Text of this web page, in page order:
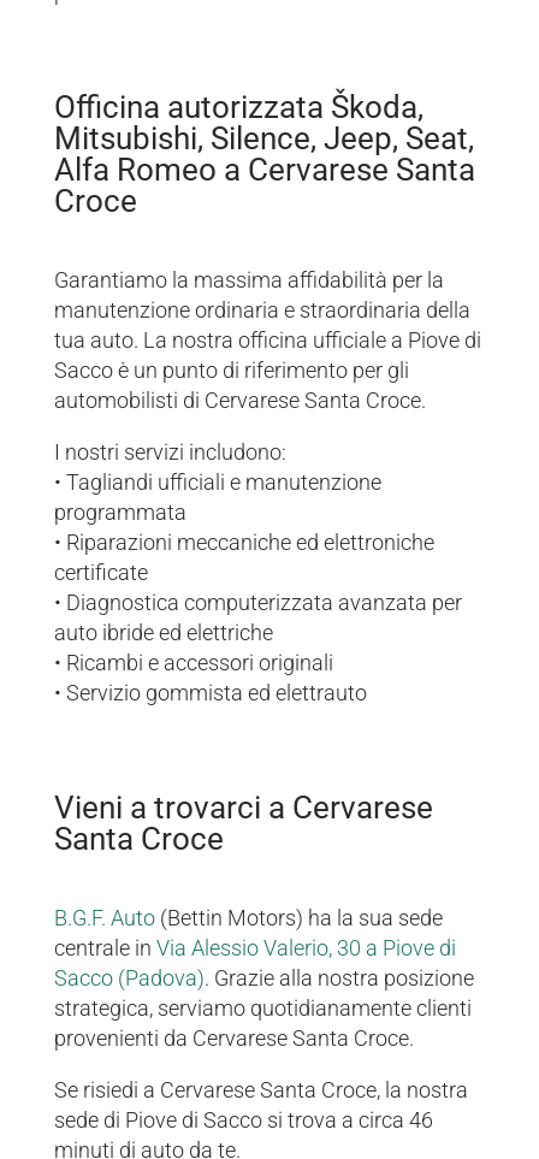
Officina autorizzata Škoda,
Mitsubishi, Silence, Jeep, Seat,
Alfa Romeo a Cervarese Santa
Croce
Garantiamo la massima affidabilità per la
manutenzione ordinaria e straordinaria della
tua auto. La nostra officina ufficiale a Piove di
Sacco è un punto di riferimento per gli
automobilisti di Cervarese Santa Croce.
I nostri servizi includono:
• Tagliandi ufficiali e manutenzione
programmata
• Riparazioni meccaniche ed elettroniche
certificate
• Diagnostica computerizzata avanzata per
auto ibride ed elettriche
• Ricambi e accessori originali
• Servizio gommista ed elettrauto
Vieni a trovarci a Cervarese
Santa Croce
B.G.F. Auto(Bettin Motors) ha la sua sede
centrale in Via Alessio Valerio, 30 a Piove di
Sacco (Padova). Grazie alla nostra posizione
strategica, serviamo quotidianamente clienti
provenienti da Cervarese Santa Croce.
Se risiedi a Cervarese Santa Croce, la nostra
sede di Piove di Sacco si trova a circa 46
minuti di auto da te.